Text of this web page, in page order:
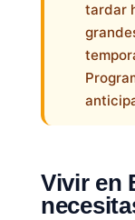
tardar
Vivir en